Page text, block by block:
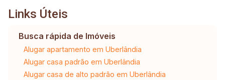
Links Úteis
Busca rápida de Imóveis
Alugar apartamento em Uberlândia
Alugar casa padrão em Uberlândia
Alugar casa de alto padrão em Uberlândia